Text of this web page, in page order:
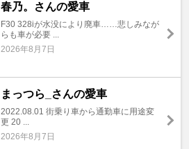
春乃。さんの愛車
F30 328iが水没により廃車……悲しみなが
らも車が必要 ...
2026年8月7日
まっつら_さんの愛車
2022.08.01 街乗り車から通勤車に用途変
更 20 ...
2026年8月7日